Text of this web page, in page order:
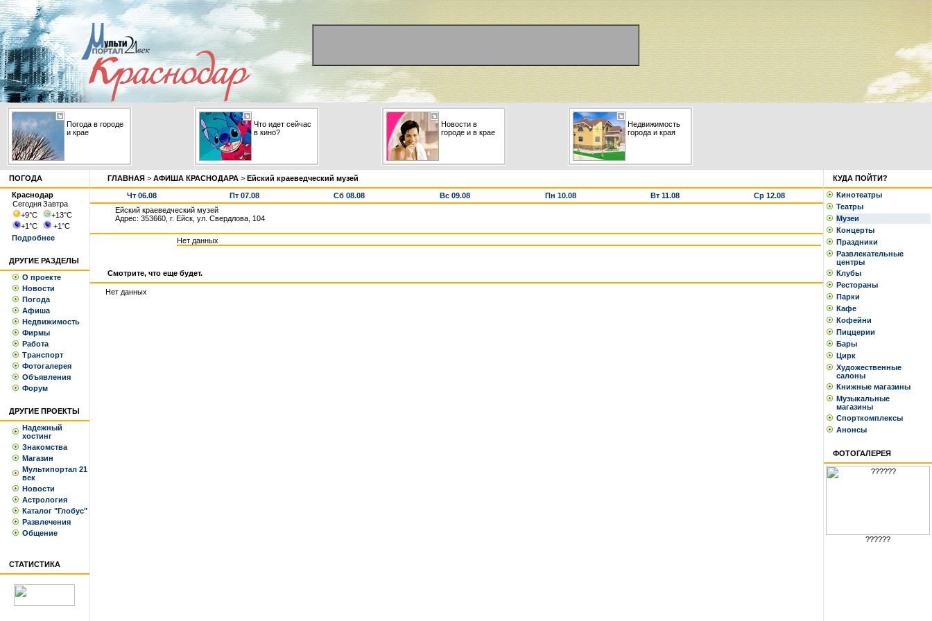
Погода в городе
и крае
Что идет сейчас
в кино?
Новости в
городе и в крае
Недвижимость
города и края
ПОГОДА
Краснодар
СегодняЗавтра
+9°С +13°С
+1°С +1°С
Подробнее
ДРУГИЕ РАЗДЕЛЫ
О проекте
Новости
Погода
Афиша
Недвижимость
Фирмы
Работа
Транспорт
Фотогалерея
Объявления
Форум
ДРУГИЕ ПРОЕКТЫ
Надежный
хостинг
Знакомства
Магазин
Мультипортал 21
век
Новости
Астрология
Каталог "Глобус"
Развлечения
Общение
СТАТИСТИКА
ГЛАВНАЯ > АФИША КРАСНОДАРА > Ейский краеведческий музей
Чт 06.08 Пт 07.08 Сб 08.08 Вс 09.08 Пн 10.08 Вт 11.08
Ср 12.08
Ейский краеведческий музей
Адрес: 353660, г. Ейск, ул. Свердлова, 104
Нет данных
Смотрите, что еще будет.
Нет данных
КУДА ПОЙТИ?
Кинотеатры
Театры
Музеи
Концерты
Праздники
Развлекательные
центры
Клубы
Рестораны
Парки
Кафе
Кофейни
Пиццерии
Бары
Цирк
Художественные
салоны
Книжные магазины
Музыкальные
магазины
Спорткомплексы
Анонсы
ФОТОГАЛЕРЕЯ
??????